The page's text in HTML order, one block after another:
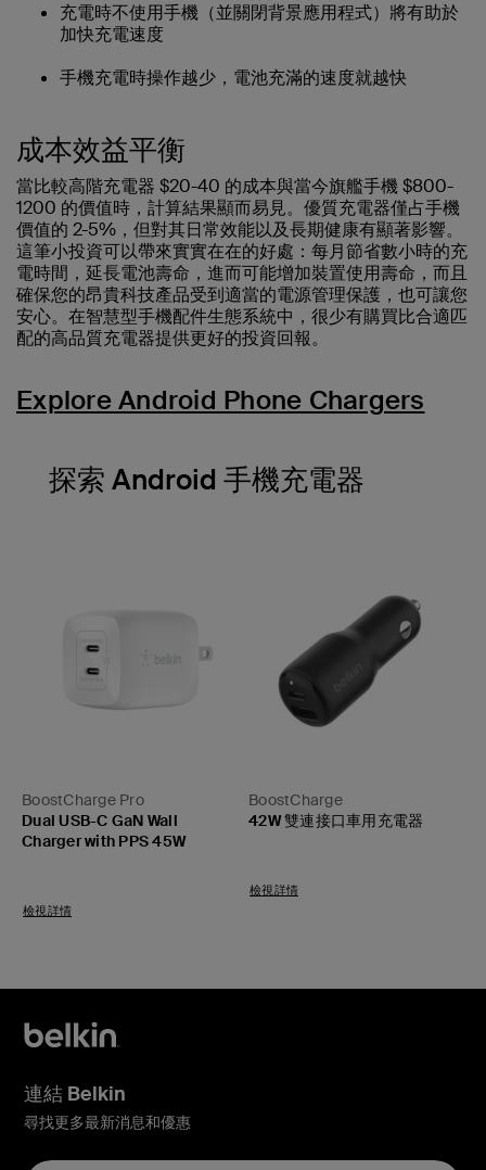
充電時不使用手機（並關閉背景應用程式）將有助於
加快充電速度
手機充電時操作越少，電池充滿的速度就越快
成本效益平衡
當比較高階充電器 $20-40 的成本與當今旗艦手機 $800-
1200 的價值時，計算結果顯而易見。優質充電器僅占手機
價值的 2-5%，但對其日常效能以及長期健康有顯著影響。
這筆小投資可以帶來實實在在的好處：每月節省數小時的充
電時間，延長電池壽命，進而可能增加裝置使用壽命，而且
確保您的昂貴科技產品受到適當的電源管理保護，也可讓您
安心。在智慧型手機配件生態系統中，很少有購買比合適匹
配的高品質充電器提供更好的投資回報。
Explore Android Phone Chargers
探索 Android 手機充電器
BoostCharge Pro
Dual USB-C GaN Wall
Charger with PPS 45W
檢視詳情
BoostCharge
42W 雙連接口車用充電器
檢視詳情
連結 Belkin
尋找更多最新消息和優惠